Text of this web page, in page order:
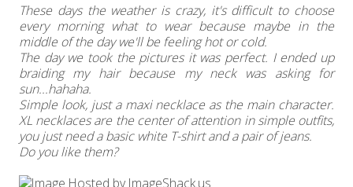
These days the weather is crazy, it's difficult to choose
every morning what to wear because maybe in the
middle of the day we'll be feeling hot or cold.
The day we took the pictures it was perfect. I ended up
braiding my hair because my neck was asking for
sun...hahaha.
Simple look, just a maxi necklace as the main character.
XL necklaces are the center of attention in simple outfits,
you just need a basic white T-shirt and a pair of jeans.
Do you like them?